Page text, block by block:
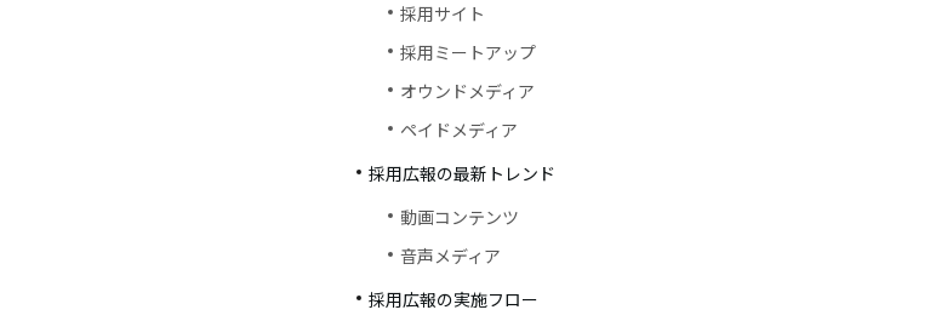
採用サイト
採用ミートアップ
オウンドメディア
ペイドメディア
採用広報の最新トレンド
動画コンテンツ
音声メディア
採用広報の実施フロー